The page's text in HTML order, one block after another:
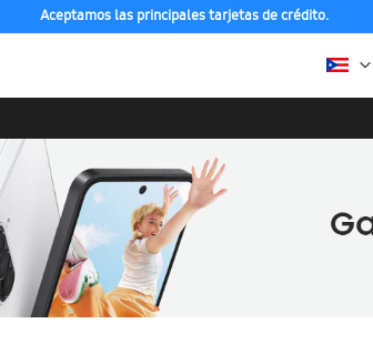
Aceptamos las principales tarjetas de crédito.